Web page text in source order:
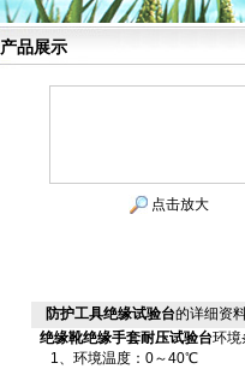
产品展示
点击放大
防护工具绝缘试验台的详细资
绝缘靴绝缘手套耐压试验台环境
1、环境温度：0～40℃